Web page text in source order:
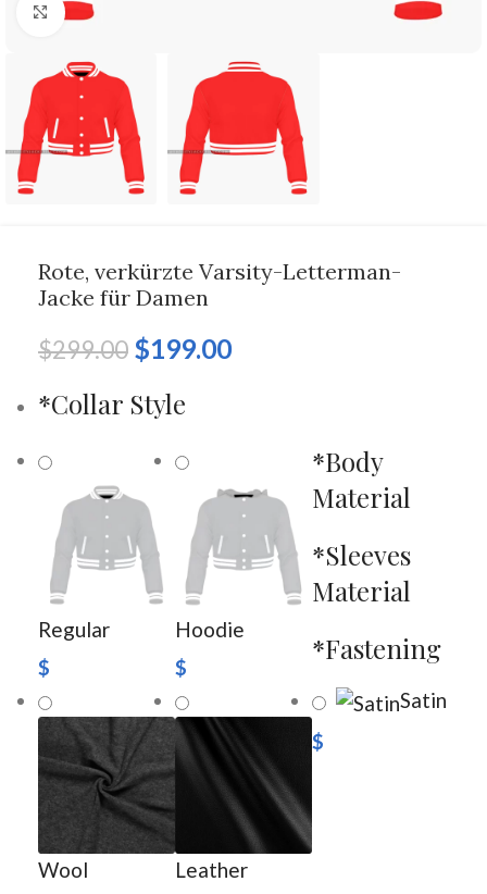
Click to enlarge
Rote, verkürzte Varsity-Letterman-
Jacke für Damen
$299.00 $199.00
*Collar Style
Regular
$
Hoodie
$
*Body
Material
Wool
Leather
Satin
$
*Sleeves
Material
*Fastening